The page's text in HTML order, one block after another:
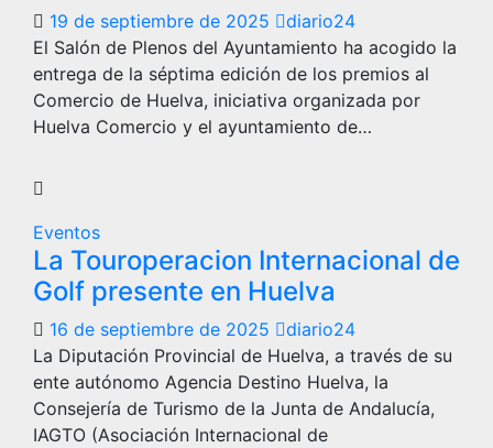
19 de septiembre de 2025
diario24
El Salón de Plenos del Ayuntamiento ha acogido la
entrega de la séptima edición de los premios al
Comercio de Huelva, iniciativa organizada por
Huelva Comercio y el ayuntamiento de…
Eventos
La Touroperacion Internacional de
Golf presente en Huelva
16 de septiembre de 2025
diario24
La Diputación Provincial de Huelva, a través de su
ente autónomo Agencia Destino Huelva, la
Consejería de Turismo de la Junta de Andalucía,
IAGTO (Asociación Internacional de